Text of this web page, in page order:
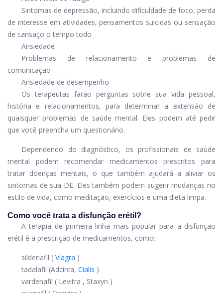
Sintomas de depressão, incluindo dificuldade de foco, perda
de interesse em atividades, pensamentos suicidas ou sensação
de cansaço o tempo todo
Ansiedade
Problemas de relacionamento e problemas de
comunicação
Ansiedade de desempenho
Os terapeutas farão perguntas sobre sua vida pessoal,
história e relacionamentos, para determinar a extensão de
quaisquer problemas de saúde mental. Eles podem até pedir
que você preencha um questionário.
Dependendo do diagnóstico, os profissionais de saúde
mental podem recomendar medicamentos prescritos para
tratar doenças mentais, o que também ajudará a aliviar os
sintomas de sua DE. Eles também podem sugerir mudanças no
estilo de vida, como meditação, exercícios e uma dieta limpa.
Como você trata a disfunção erétil?
A terapia de primeira linha mais popular para a disfunção
erétil é a prescrição de medicamentos, como:
sildenafil ( Viagra )
tadalafil (Adcirca, Cialis )
vardenafil ( Levitra , Staxyn )